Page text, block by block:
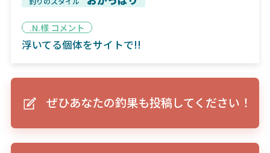
.N.様 コメント
浮いてる個体をサイトで!!
ぜひあなたの釣果も投稿してください！